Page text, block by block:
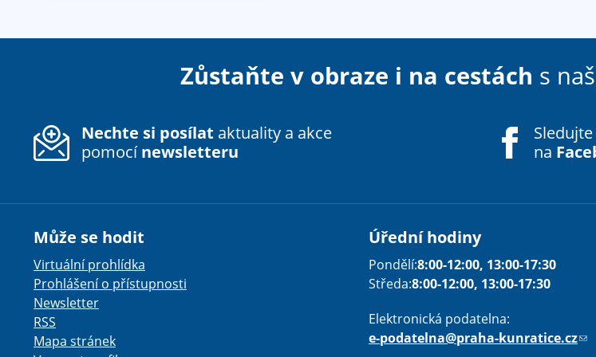
Sha Sha Sha Sen Pri
Zůstaňte v obraze i na cestách s
Nechte si posílat aktuality a akce
pomocínewsletteru
na
Může se hodit
Virtuální prohlídka
Prohlášení o přístupnosti
Newsletter
RSS
Mapa stránek
Úřední hodiny
Pondělí:8:00-12:00, 13:00-17:30
Středa:8:00-12:00, 13:00-17:30
Elektronická podatelna:
e-podatelna@praha-kunratice.cz(